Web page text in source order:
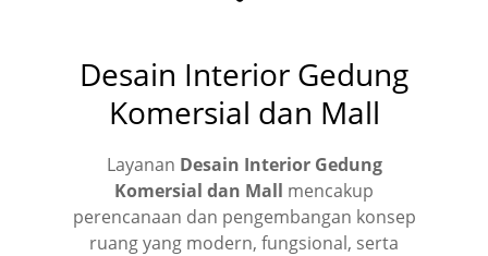
Desain Interior Gedung
Komersial dan Mall
Layanan Desain Interior Gedung
Komersial dan Mall mencakup
perencanaan dan pengembangan konsep
ruang yang modern, fungsional, serta